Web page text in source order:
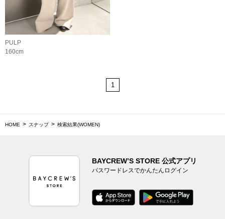
PULP
160cm
1
HOME スナップ 検索結果(WOMEN)
BAYCREW’S STORE 公式アプリ
パスワードレスでかんたんログイン